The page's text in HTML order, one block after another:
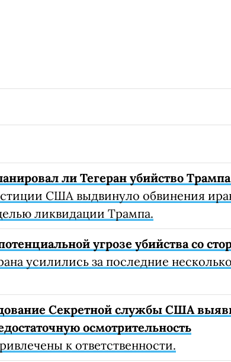
ли Тегеран убийство Трампа
США выдвинуло обвинения
ликвидации Трампа.
угрозе убийства со
усилились за последние несколько
Секретной службы США
осмотрительность
к ответственности.